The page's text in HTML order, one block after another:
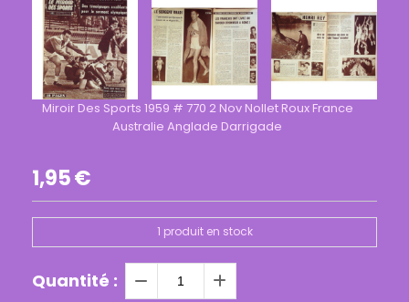
Miroir Des Sports 1959 # 770 2 Nov Nollet Roux France
Australie Anglade Darrigade
1,95€
1 produit en stock
Quantité :